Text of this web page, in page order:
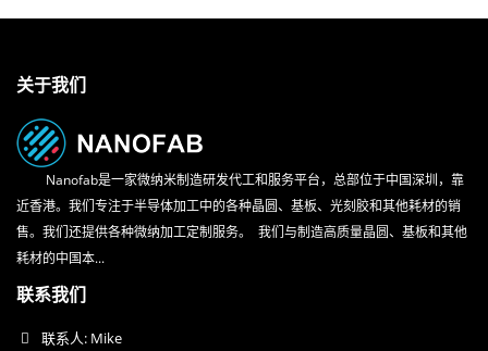
关于我们
Nanofab是一家微纳米制造研发代工和服务平台，总部位于中国深圳，靠
近香港。我们专注于半导体加工中的各种晶圆、基板、光刻胶和其他耗材的销
售。我们还提供各种微纳加工定制服务。 我们与制造高质量晶圆、基板和其他
耗材的中国本...
联系我们
联系人: Mike